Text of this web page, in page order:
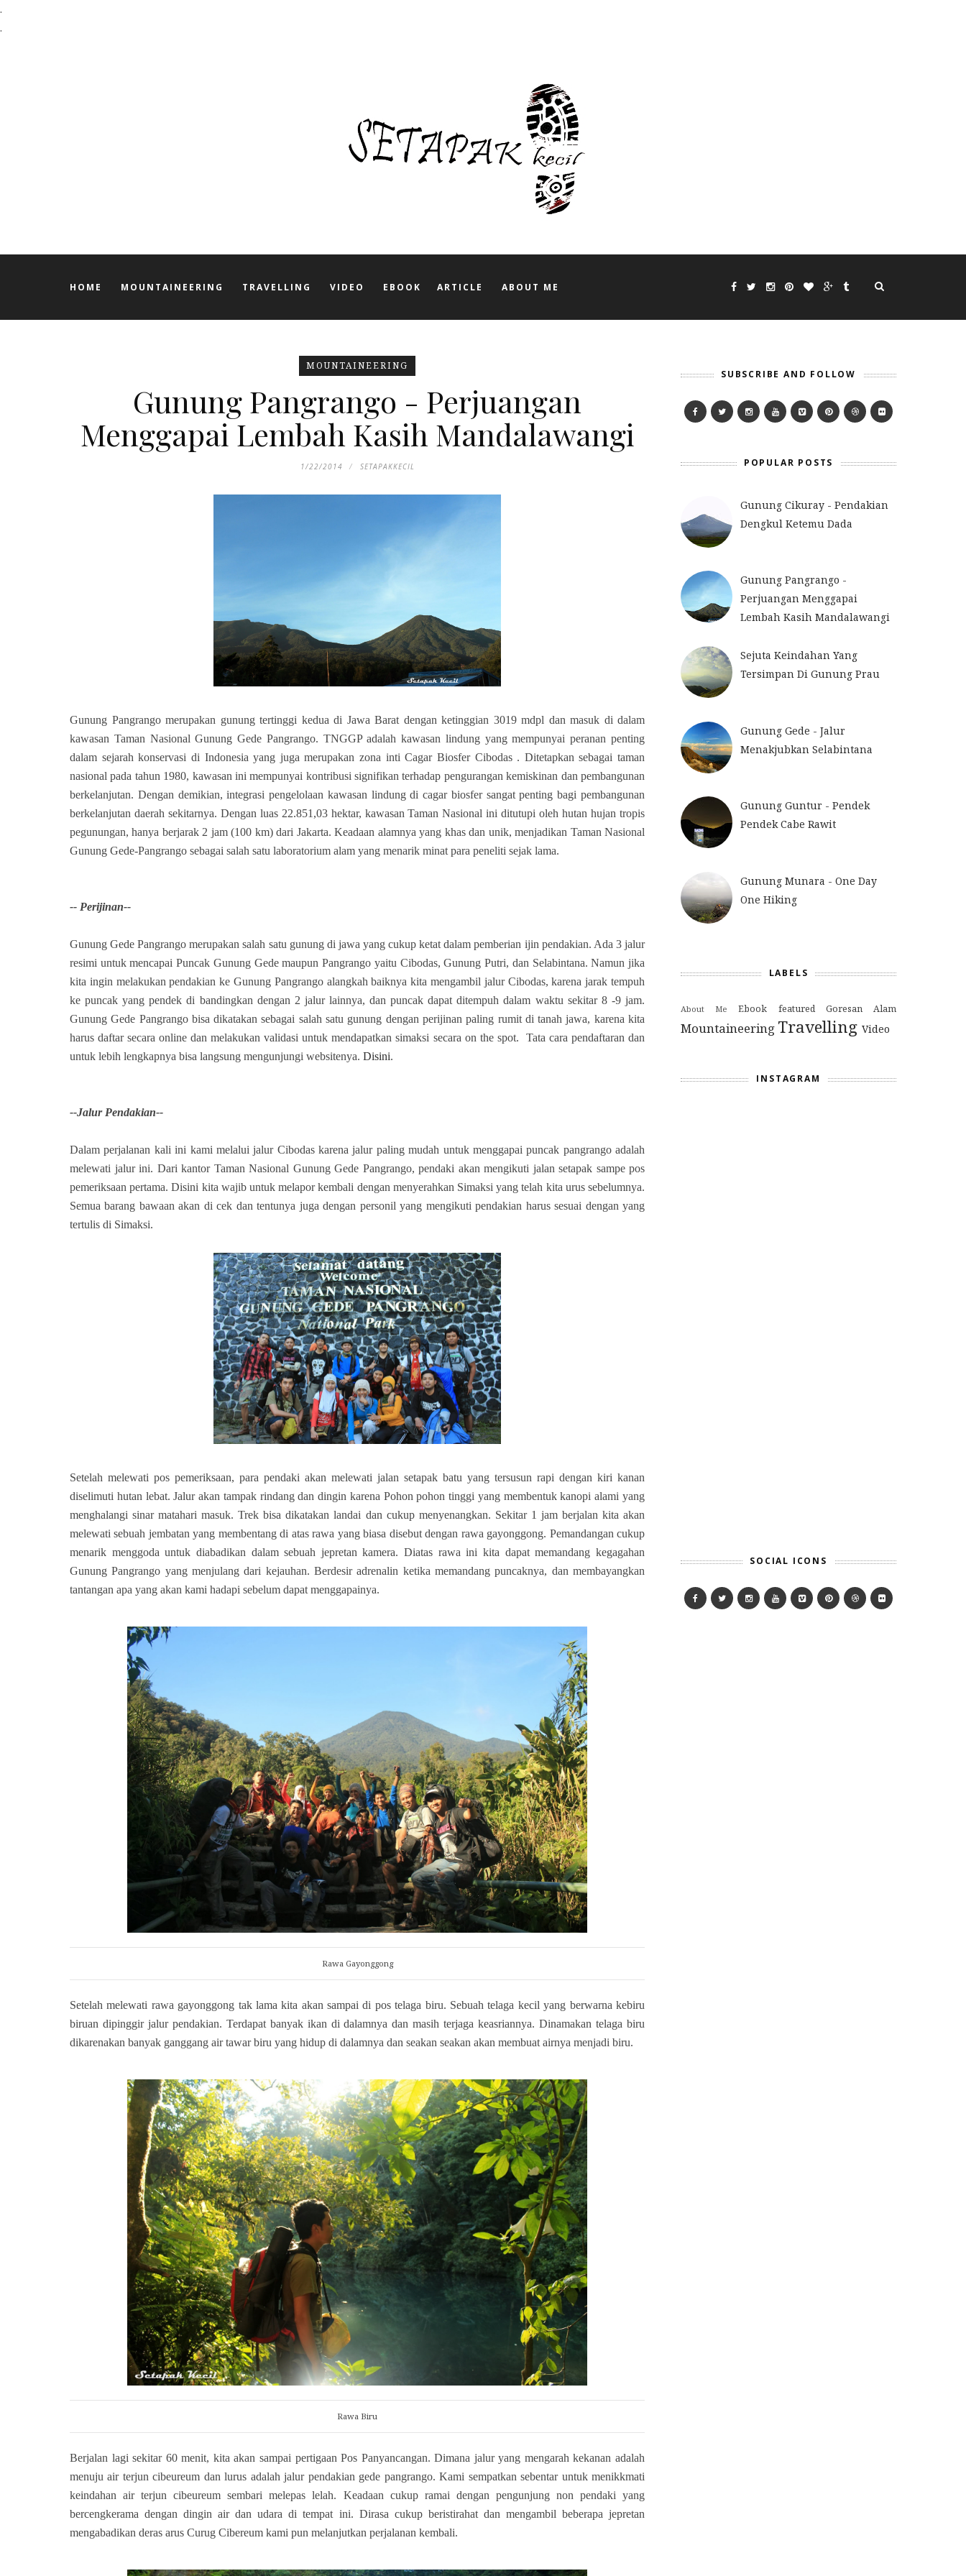
.
.
HOME MOUNTAINEERING TRAVELLING VIDEO EBOOK ARTICLE ABOUT ME
MOUNTAINEERING
Gunung Pangrango - Perjuangan
Menggapai Lembah Kasih Mandalawangi
1/22/2014 SETAPAKKECIL
Gunung Pangrango merupakan gunung tertinggi kedua di Jawa Barat dengan ketinggian 3019 mdpl dan masuk di dalam
kawasan Taman Nasional Gunung Gede Pangrango. TNGGP adalah kawasan lindung yang mempunyai peranan penting
dalam sejarah konservasi di Indonesia yang juga merupakan zona inti Cagar Biosfer Cibodas . Ditetapkan sebagai taman
nasional pada tahun 1980, kawasan ini mempunyai kontribusi signifikan terhadap pengurangan kemiskinan dan pembangunan
berkelanjutan. Dengan demikian, integrasi pengelolaan kawasan lindung di cagar biosfer sangat penting bagi pembangunan
berkelanjutan daerah sekitarnya. Dengan luas 22.851,03 hektar, kawasan Taman Nasional ini ditutupi oleh hutan hujan tropis
pegunungan, hanya berjarak 2 jam (100 km) dari Jakarta. Keadaan alamnya yang khas dan unik, menjadikan Taman Nasional
Gunung Gede-Pangrango sebagai salah satu laboratorium alam yang menarik minat para peneliti sejak lama.
-- Perijinan--
Gunung Gede Pangrango merupakan salah satu gunung di jawa yang cukup ketat dalam pemberian ijin pendakian. Ada 3 jalur
resimi untuk mencapai Puncak Gunung Gede maupun Pangrango yaitu Cibodas, Gunung Putri, dan Selabintana. Namun jika
kita ingin melakukan pendakian ke Gunung Pangrango alangkah baiknya kita mengambil jalur Cibodas, karena jarak tempuh
ke puncak yang pendek di bandingkan dengan 2 jalur lainnya, dan puncak dapat ditempuh dalam waktu sekitar 8 -9 jam.
Gunung Gede Pangrango bisa dikatakan sebagai salah satu gunung dengan perijinan paling rumit di tanah jawa, karena kita
harus daftar secara online dan melakukan validasi untuk mendapatkan simaksi secara on the spot. Tata cara pendaftaran dan
untuk lebih lengkapnya bisa langsung mengunjungi websitenya. Disini.
--Jalur Pendakian--
Dalam perjalanan kali ini kami melalui jalur Cibodas karena jalur paling mudah untuk menggapai puncak pangrango adalah
melewati jalur ini. Dari kantor Taman Nasional Gunung Gede Pangrango, pendaki akan mengikuti jalan setapak sampe pos
pemeriksaan pertama. Disini kita wajib untuk melapor kembali dengan menyerahkan Simaksi yang telah kita urus sebelumnya.
Semua barang bawaan akan di cek dan tentunya juga dengan personil yang mengikuti pendakian harus sesuai dengan yang
tertulis di Simaksi.
Setelah melewati pos pemeriksaan, para pendaki akan melewati jalan setapak batu yang tersusun rapi dengan kiri kanan
diselimuti hutan lebat. Jalur akan tampak rindang dan dingin karena Pohon pohon tinggi yang membentuk kanopi alami yang
menghalangi sinar matahari masuk. Trek bisa dikatakan landai dan cukup menyenangkan. Sekitar 1 jam berjalan kita akan
melewati sebuah jembatan yang membentang di atas rawa yang biasa disebut dengan rawa gayonggong. Pemandangan cukup
menarik menggoda untuk diabadikan dalam sebuah jepretan kamera. Diatas rawa ini kita dapat memandang kegagahan
Gunung Pangrango yang menjulang dari kejauhan. Berdesir adrenalin ketika memandang puncaknya, dan membayangkan
tantangan apa yang akan kami hadapi sebelum dapat menggapainya.
Rawa Gayonggong
Setelah melewati rawa gayonggong tak lama kita akan sampai di pos telaga biru. Sebuah telaga kecil yang berwarna kebiru
biruan dipinggir jalur pendakian. Terdapat banyak ikan di dalamnya dan masih terjaga keasriannya. Dinamakan telaga biru
dikarenakan banyak ganggang air tawar biru yang hidup di dalamnya dan seakan seakan akan membuat airnya menjadi biru.
Rawa Biru
Berjalan lagi sekitar 60 menit, kita akan sampai pertigaan Pos Panyancangan. Dimana jalur yang mengarah kekanan adalah
menuju air terjun cibeureum dan lurus adalah jalur pendakian gede pangrango. Kami sempatkan sebentar untuk menikkmati
keindahan air terjun cibeureum sembari melepas lelah. Keadaan cukup ramai dengan pengunjung non pendaki yang
bercengkerama dengan dingin air dan udara di tempat ini. Dirasa cukup beristirahat dan mengambil beberapa jepretan
mengabadikan deras arus Curug Cibereum kami pun melanjutkan perjalanan kembali.
SUBSCRIBE AND FOLLOW
POPULAR POSTS
Gunung Cikuray - Pendakian
Dengkul Ketemu Dada
Gunung Pangrango -
Perjuangan Menggapai
Lembah Kasih Mandalawangi
Sejuta Keindahan Yang
Tersimpan Di Gunung Prau
Gunung Gede - Jalur
Menakjubkan Selabintana
Gunung Guntur - Pendek
Pendek Cabe Rawit
Gunung Munara - One Day
One Hiking
LABELS
About Me Ebook featured Goresan Alam
Mountaineering Travelling Video
INSTAGRAM
SOCIAL ICONS